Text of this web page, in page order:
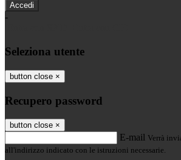
-
Seleziona utente
button close ×
Recupero password
button close ×
E-mail Verrà
all'indirizzo indicato con le istruzioni necessarie.